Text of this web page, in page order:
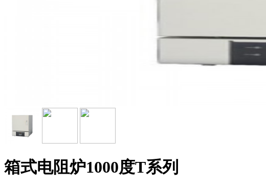
箱式电阻炉1000度T系列